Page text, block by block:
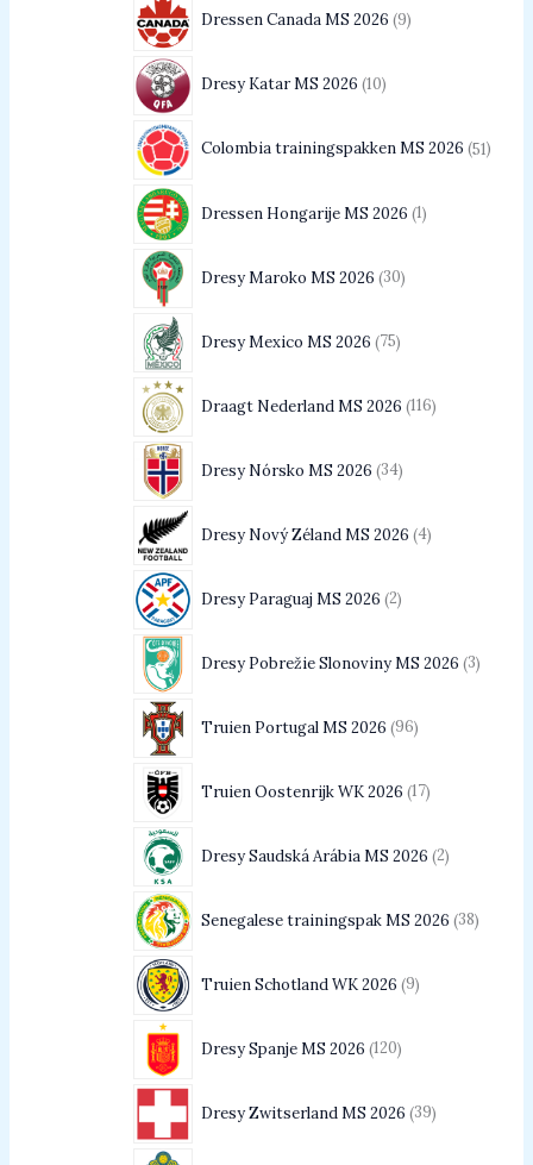
Dressen Canada MS 2026 9
Dresy Katar MS 2026 10
Colombia trainingspakken MS 2026 51
Dressen Hongarije MS 2026 1
Dresy Maroko MS 2026 30
Dresy Mexico MS 2026 75
Draagt Nederland MS 2026 116
Dresy Nórsko MS 2026 34
Dresy Nový Zéland MS 2026 4
Dresy Paraguaj MS 2026 2
Dresy Pobrežie Slonoviny MS 2026 3
Truien Portugal MS 2026 96
Truien Oostenrijk WK 2026 17
Dresy Saudská Arábia MS 2026 2
Senegalese trainingspak MS 2026 38
Truien Schotland WK 2026 9
Dresy Spanje MS 2026 120
Dresy Zwitserland MS 2026 39